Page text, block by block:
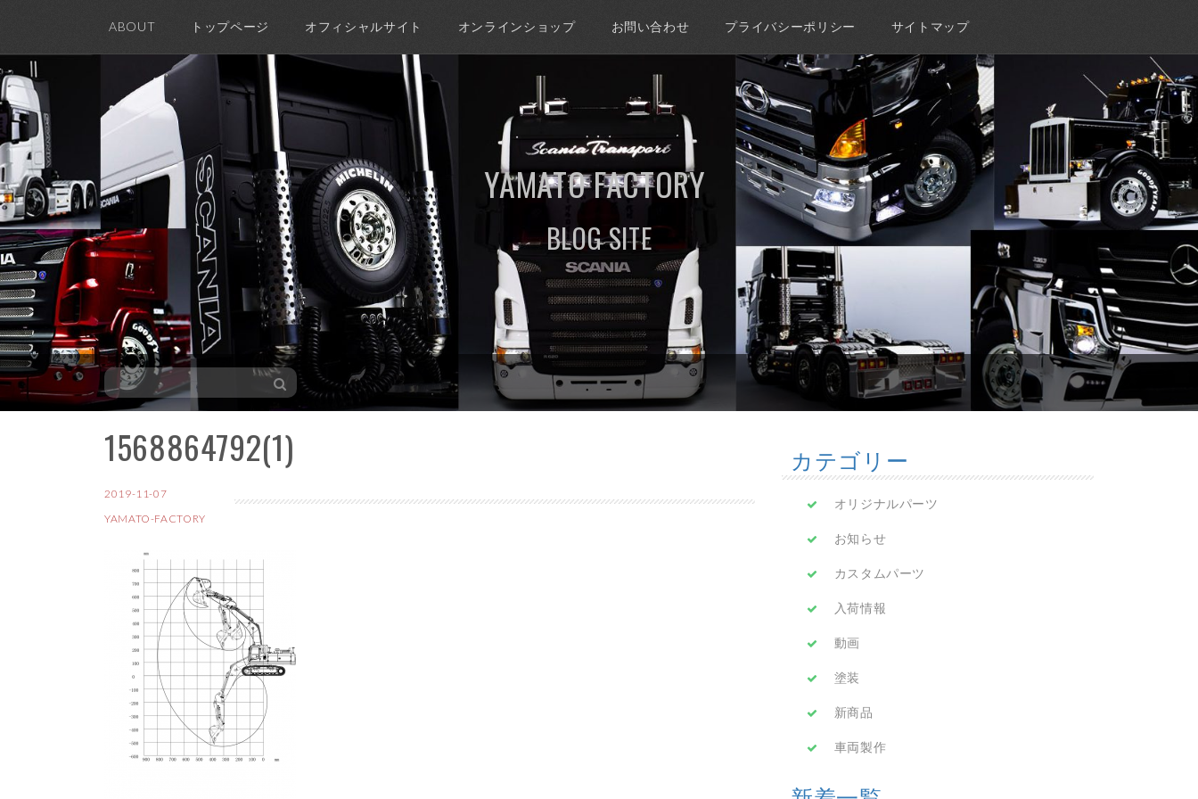
ABOUT トップページ オフィシャルサイト オンラインショップ お問い合わせ プライバシーポリシー サイトマップ
YAMATO FACTORY
BLOG SITE
1568864792(1)
2019-11-07
YAMATO-FACTORY
カテゴリー
オリジナルパーツ
お知らせ
カスタムパーツ
入荷情報
動画
塗装
新商品
車両製作